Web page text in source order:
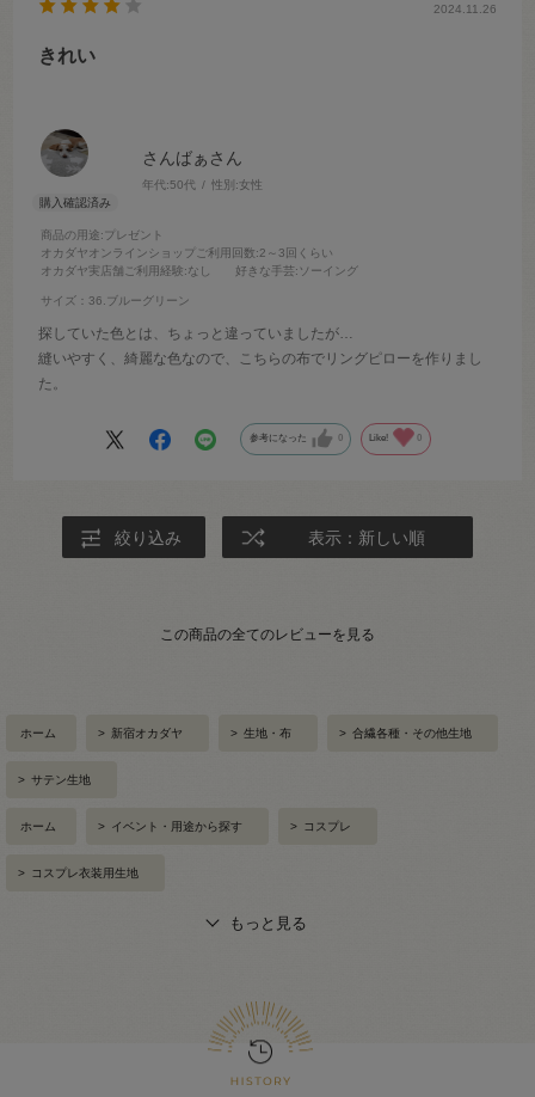
さんばぁさん
年代:50代 性別:女性
商品の用途:プレゼント
オカダヤオンラインショップご利用回数:2～3回くらい
オカダヤ実店舗ご利用経験:なし 好きな手芸:ソーイング
サイズ：36.ブルーグリーン
2024.11.26
きれい
探していた色とは、ちょっと違っていましたが…
縫いやすく、綺麗な色なので、こちらの布でリングピローを作りまし
た。
参考になった 0 Like! 0
絞り込み 表示：新しい順
この商品の全てのレビューを見る
ホーム > 新宿オカダヤ > 生地・布 > 合繊各種・その他生地
> サテン生地
ホーム > イベント・用途から探す > コスプレ
> コスプレ衣装用生地
もっと見る